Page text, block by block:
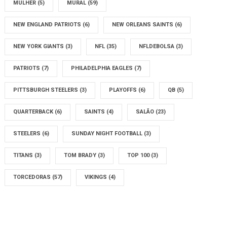
MULHER (5) MURAL (59)
NEW ENGLAND PATRIOTS (6) NEW ORLEANS SAINTS (6)
NEW YORK GIANTS (3) NFL (35) NFLDEBOLSA (3)
PATRIOTS (7) PHILADELPHIA EAGLES (7)
PITTSBURGH STEELERS (3) PLAYOFFS (6) QB (5)
QUARTERBACK (6) SAINTS (4) SALÃO (23)
STEELERS (6) SUNDAY NIGHT FOOTBALL (3)
TITANS (3) TOM BRADY (3) TOP 100 (3)
TORCEDORAS (57) VIKINGS (4)